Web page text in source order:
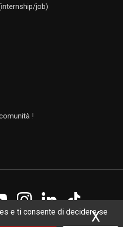
e ti consente di decidere se
X
job)
!
droits réservés. Développement